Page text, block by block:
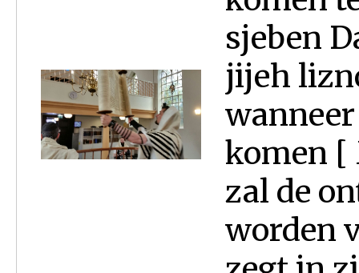
sjeben
jijeh
komen [
zal de
worden